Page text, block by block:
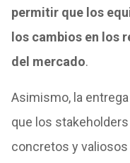
permitir que los
los cambios en los
del mercado.
Asimismo, la
que los
concretos y valiosos